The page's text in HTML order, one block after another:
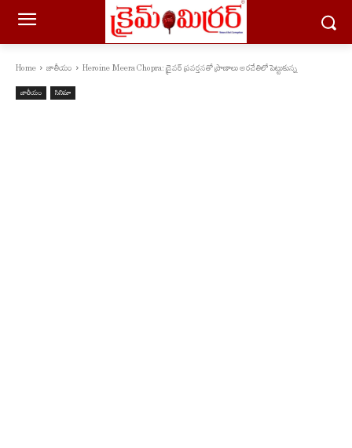
Home జాతీయం Heroine Meera Chopra: డ్రైవర్ ప్రవర్తనతో ప్రాణాలు అరచేతిలో పెట్టుకున్న
జాతీయం సినిమా